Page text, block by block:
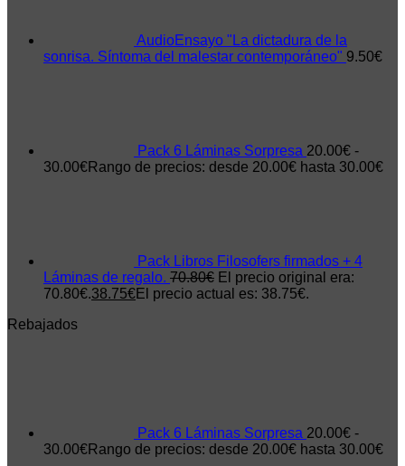
AudioEnsayo "La dictadura de la
sonrisa. Síntoma del malestar contemporáneo" 9.50€
Pack 6 Láminas Sorpresa 20.00€ -
30.00€Rango de precios: desde 20.00€ hasta 30.00€
Pack Libros Filosofers firmados + 4
Láminas de regalo. 70.80€ El precio original era:
70.80€.38.75€El precio actual es: 38.75€.
Rebajados
Pack 6 Láminas Sorpresa 20.00€ -
30.00€Rango de precios: desde 20.00€ hasta 30.00€